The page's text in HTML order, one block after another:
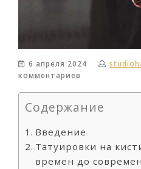
6 апреля 2024
комментариев
Содержание
Введение
Татуировки на
времен до